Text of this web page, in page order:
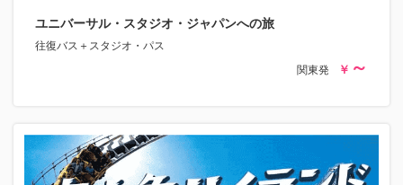
ユニバーサル・スタジオ・ジャパンへの旅
往復バス＋スタジオ・パス
関東発